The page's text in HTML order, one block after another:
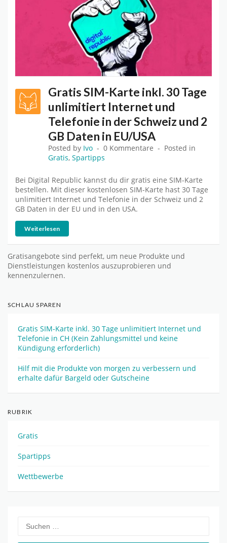
Gratis SIM-Karte inkl. 30 Tage
unlimitiert Internet und
Telefonie in der Schweiz und 2
GB Daten in EU/USA
Posted by Ivo 0 Kommentare
Posted in
Gratis, Spartipps
Bei Digital Republic kannst du dir gratis eine SIM-Karte
bestellen. Mit dieser kostenlosen SIM-Karte hast 30 Tage
unlimitiert Internet und Telefonie in der Schweiz und 2
GB Daten in der EU und in den USA.
Weiterlesen
Gratisangebote sind perfekt, um neue Produkte und
Dienstleistungen kostenlos auszuprobieren und
kennenzulernen.
SCHLAU SPAREN
Gratis SIM-Karte inkl. 30 Tage unlimitiert Internet und
Telefonie in CH (Kein Zahlungsmittel und keine
Kündigung erforderlich)
Hilf mit die Produkte von morgen zu verbessern und
erhalte dafür Bargeld oder Gutscheine
RUBRIK
Gratis
Spartipps
Wettbewerbe
nach: